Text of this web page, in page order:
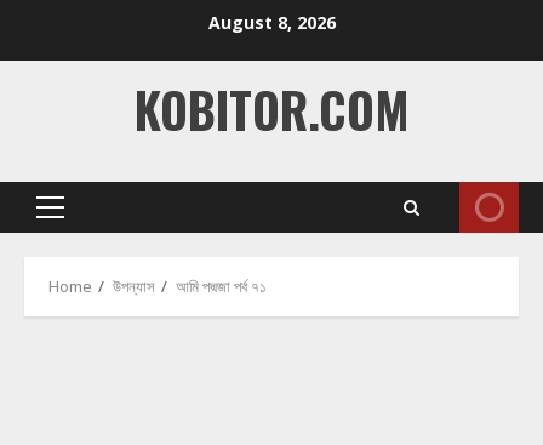
August 8, 2026
KOBITOR.COM
Primary
Home উপন্যাস আমি পদ্মজা পর্ব ৭১